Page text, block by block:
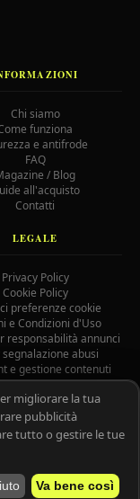
Chi siamo
funziona
e antifrode
FAQ
/ Blog
all'acquisto
Contatti
LEGALE
Privacy Policy
Cookie Policy
preferenze cookie
e Condizioni d'Uso
responsabilità annunci
segnalazione abusi
e gestione contenuti
— IOCOSGC
annunci pubblicati
completo.
migliorare la tua
pubblicità
tutto o gestire le tue
Va bene così